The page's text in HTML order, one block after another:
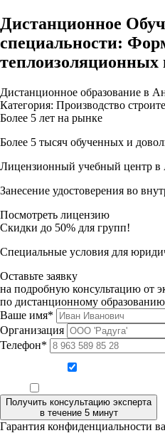
Дистанционное
специальности:
теплоизоляционных
Дистанционное образование в
Категория: Производство
Более 5 лет на рынке
Более 5 тысяч обученных и
Лицензионный учебный центр в
Занесение удостоверения во
Посмотреть лицензию
Скидки до 50% для групп!
Специальные условия для
Оставьте заявку
на подробную консультацию от
по дистанционному образованию
Ваше имя*
Организация
Телефон*
Получить консультацию эксперта
в течение 5 минут
Гарантия конфиденциальности